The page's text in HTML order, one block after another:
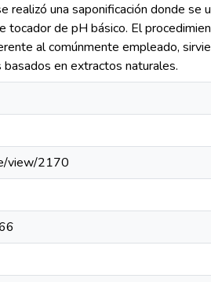
una saponificación donde se
de pH básico. El
al comúnmente empleado,
en extractos naturales.
view/2170